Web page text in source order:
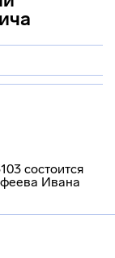
cостоится
Ивана